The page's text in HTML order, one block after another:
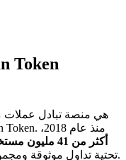
قم
أكثر من 41 مليون مستخدم حول العالم
تحتية تداول موثوقة ومجموعة واسعة من خدمات العملات المشفرة.